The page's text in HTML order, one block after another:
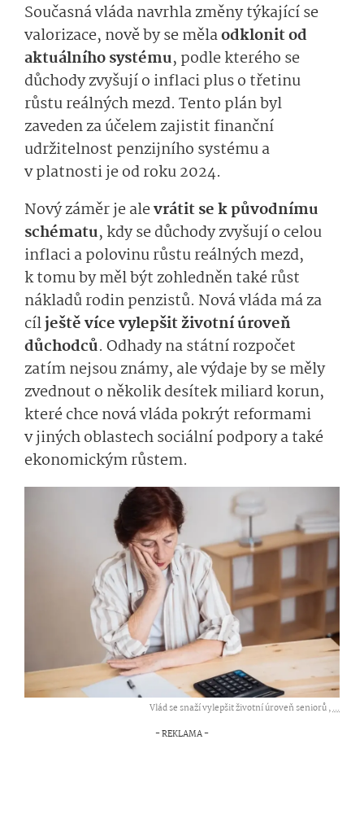
Současná vláda navrhla změny týkající se
valorizace, nově by se mělaodklonit od
aktuálního systému, podle kterého se
důchody zvyšují o inflaci plus o třetinu
růstu reálných mezd. Tento plán byl
zaveden za účelem zajistit finanční
udržitelnost penzijního systému a
v platnosti je od roku 2024.
Nový záměr je alevrátit se k původnímu
schématu, kdy se důchody zvyšují o celou
inflaci a polovinu růstu reálných mezd,
k tomu by měl být zohledněn také růst
nákladů rodin penzistů. Nová vláda má za
cílještě více vylepšit životní úroveň
důchodců. Odhady na státní rozpočet
zatím nejsou známy, ale výdaje by se měly
zvednout o několik desítek miliard korun,
které chce nová vláda pokrýt reformami
v jiných oblastech sociální podpory a také
ekonomickým růstem.
Vlád se snaží vylepšit životní úroveň seniorů ,...